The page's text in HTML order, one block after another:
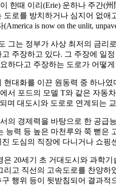
한때 이리(Erie) 운하나 주간(
도로를 방치하거나 심지어 없
is now on the unlit,
그는 정부가 사상 최저의 금리
주장하고 있다. 그 주장에 일
하다고 주장하는 도로가 어떻
현대화를 이끈 원동력 중 하나
서 포드의 모델 T와 같은 자동
되며 대도시와 도로로 연계되는
의 경제력을 바탕으로 한 공급
능력 등 높은 마천루와 쭉 뻗은
도심의 직장에 다니거나 쇼
은 20세기 초 거대도시와 과학
리고 직선의 고속도로를 찬양
행위 등이 뒷받침되어 결과